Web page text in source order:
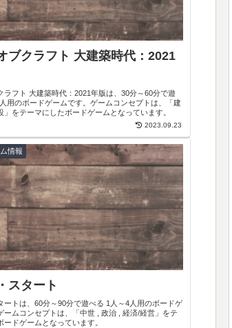
ブクラフト 大建築時代：2021
ラフト 大建築時代：2021年版は、30分～60分で遊
用のボードゲームです。ゲームコンセプトは、「建
」をテーマにしたボードゲームとなっています。
2023.09.23
情報
スタート
ートは、60分～90分で遊べる 1人～4人用のボードゲ
ームコンセプトは、「中世 , 政治 , 経済/経営」をテ
ードゲームとなっています。